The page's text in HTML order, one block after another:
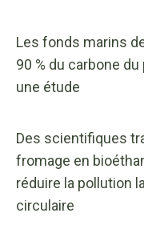
Les fonds marins
90 % du carbone
une étude
Des scientifiques
fromage en
réduire la pollution
circulaire